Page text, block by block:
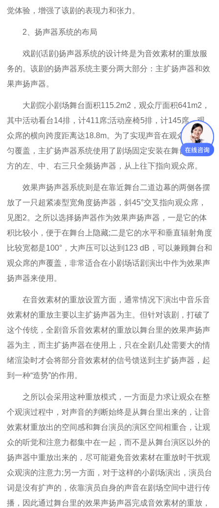
觉体验，增强了该剧的表现力和张力。
2、扬声器系统的布局
戏剧(话剧)扬声器系统的设计终是为音效素材的重放服
务的。该剧的扬声器系统主要分两大部分：主扩扬声器和效
果声扬声器。
大剧院小剧场舞台面积115.2m2，观众厅面积641m2，
其中活动看台14排，计411席;活动座椅5排，计145席，观
众席的横向跨度距离达18.8m。为了实现声音在观众区的均
匀覆盖，主扩扬声器系统使用了剧场固定安装在舞台台口上
方的左、中、右三只全频扬声器，从上往下指向观众席。
效果声扬声器系统则是在靠近舞台二道边幕的两侧各摆
放了一只超紧凑型宽角度扬声器，斜45°交叉指向观众席，
见图2。之所以选择扬声器作为效果声扬声器，一是它的体
积比较小，便于在舞台上隐藏;二是它的水平和垂直辐射角度
比较宽都是100°，大声压可以达到123 dB，可以兼顾舞台和
观众席的声覆盖，非常适合在小剧场话剧演出中作为效果声
扬声器来使用。
在音效素材的重放设置方面，通常情况下演出中音乐音
效素材的重放主要以主扩扬声器为主。但针对该剧，打破了
这个传统，全剧音乐音效素材的重放以舞台里的效果声扬声
器为主，而主扩扬声器在使用上，只在全剧几处需要大的情
绪渲染时才会将部分音效素材的信号馈送到主扩扬声器，起
到一种“造势”的作用。
之所以会采用这种重放模式，一方面是力求让观众在整
个观演过程中，对声音的判断始终是从舞台里出来的，让音
效素材重放出的空间感和舞台演员的演区空间相重合，让观
众的听觉和注意力都集中在一起，而不是从舞台演区以外的
扬声器中重放出来的，尽可能避免音效素材在重放时干扰观
众观演的注意力;另一方面，对于这样的小剧场演出，演员台
词是没有扩声的，依靠演员自身的声音在剧场空间中进行传
播，因此通过舞台里的效果声扬声器完成音效素材的重放，